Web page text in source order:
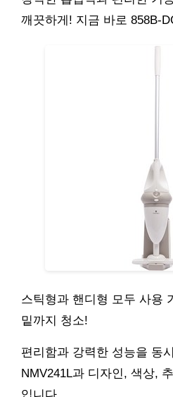
깨끗하게! 지금 바로 858B-
스틱형과 핸디형 모두 사용
밑까지 청소!
편리함과 강력한 성능을 동
NMV241L과 디자인, 색상,
입니다.